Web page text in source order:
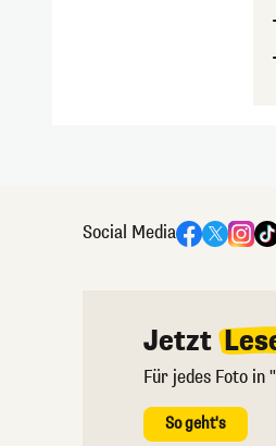
Social Media
Jetzt
Für jedes Foto in
So geht's